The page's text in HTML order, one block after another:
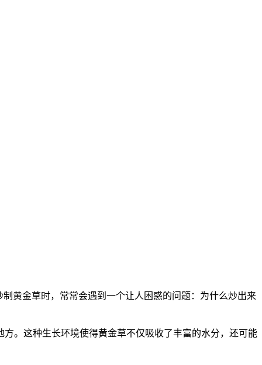
黄金草时，常常会遇到一个让人困惑的问题：为什么炒出来
。这种生长环境使得黄金草不仅吸收了丰富的水分，还可能